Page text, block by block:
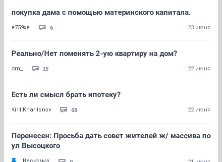
покупка дама с помощью материнского капитала.
е759хе 6 23 июня
Реально/Нет поменять 2-ую квартиру на дом?
dm_ 15 22 июня
Есть ли смысл брать ипотеку?
KirillKharitonov 68 22 июня
Перенесен: Просьба дать совет жителей ж/ массива по
ул Высоцкого